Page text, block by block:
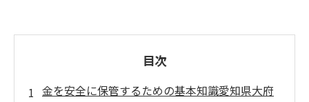
目次
金を安全に保管するための基本知識愛知県大府